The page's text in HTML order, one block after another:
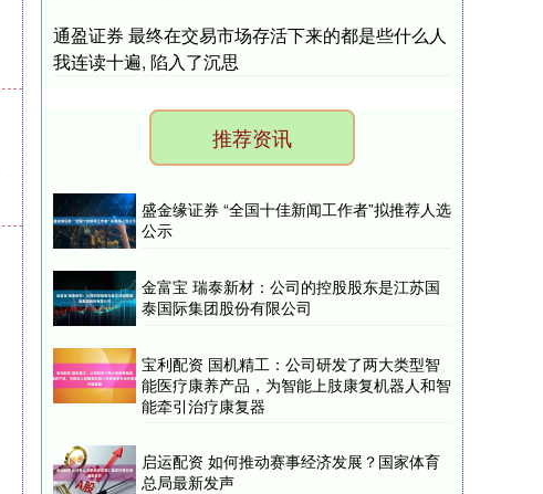
通盈证券 最终在交易市场存活下来的都是些什么人
我连读十遍, 陷入了沉思
推荐资讯
盛金缘证券 “全国十佳新闻工作者”拟推荐人选
公示
金富宝 瑞泰新材：公司的控股股东是江苏国
泰国际集团股份有限公司
宝利配资 国机精工：公司研发了两大类型智
能医疗康养产品，为智能上肢康复机器人和智
能牵引治疗康复器
启运配资 如何推动赛事经济发展？国家体育
总局最新发声